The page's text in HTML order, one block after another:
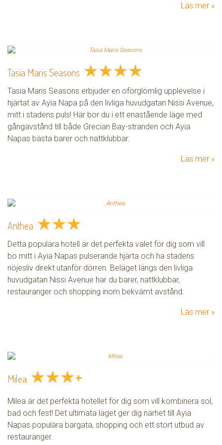
Läs mer
Tasia Maris Seasons ★★★★
Tasia Maris Seasons erbjuder en oförglömlig upplevelse i
hjärtat av Ayia Napa på den livliga huvudgatan Nissi Avenue,
mitt i stadens puls! Här bor du i ett enastående läge med
gångavstånd till både Grecian Bay-stranden och Ayia
Napas bästa barer och nattklubbar.
Läs mer
Anthea ★★★
Detta populära hotell är det perfekta valet för dig som vill
bo mitt i Ayia Napas pulserande hjärta och ha stadens
nöjesliv direkt utanför dörren. Beläget längs den livliga
huvudgatan Nissi Avenue har du barer, nattklubbar,
restauranger och shopping inom bekvämt avstånd.
Läs mer
Milea ★★★+
Milea är det perfekta hotellet för dig som vill kombinera sol,
bad och fest! Det ultimata läget ger dig närhet till Ayia
Napas populära bargata, shopping och ett stort utbud av
restauranger.